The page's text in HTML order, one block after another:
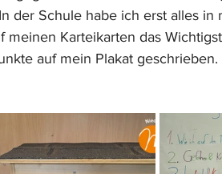
der Schule habe ich erst alles in
meinen Karteikarten das
auf mein Plakat geschrieben.